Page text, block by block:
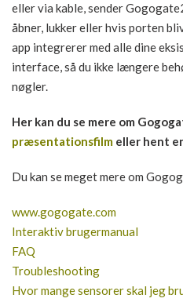
eller via kable, sender
åbner, lukker eller hvis porten
app integrerer med alle dine
interface, så du ikke længere
nøgler.
Her kan du se mere om
præsentationsfilm eller hent
Du kan se meget mere om
www.gogogate.com
Interaktiv brugermanual
FAQ
Troubleshooting
Hvor mange sensorer skal jeg